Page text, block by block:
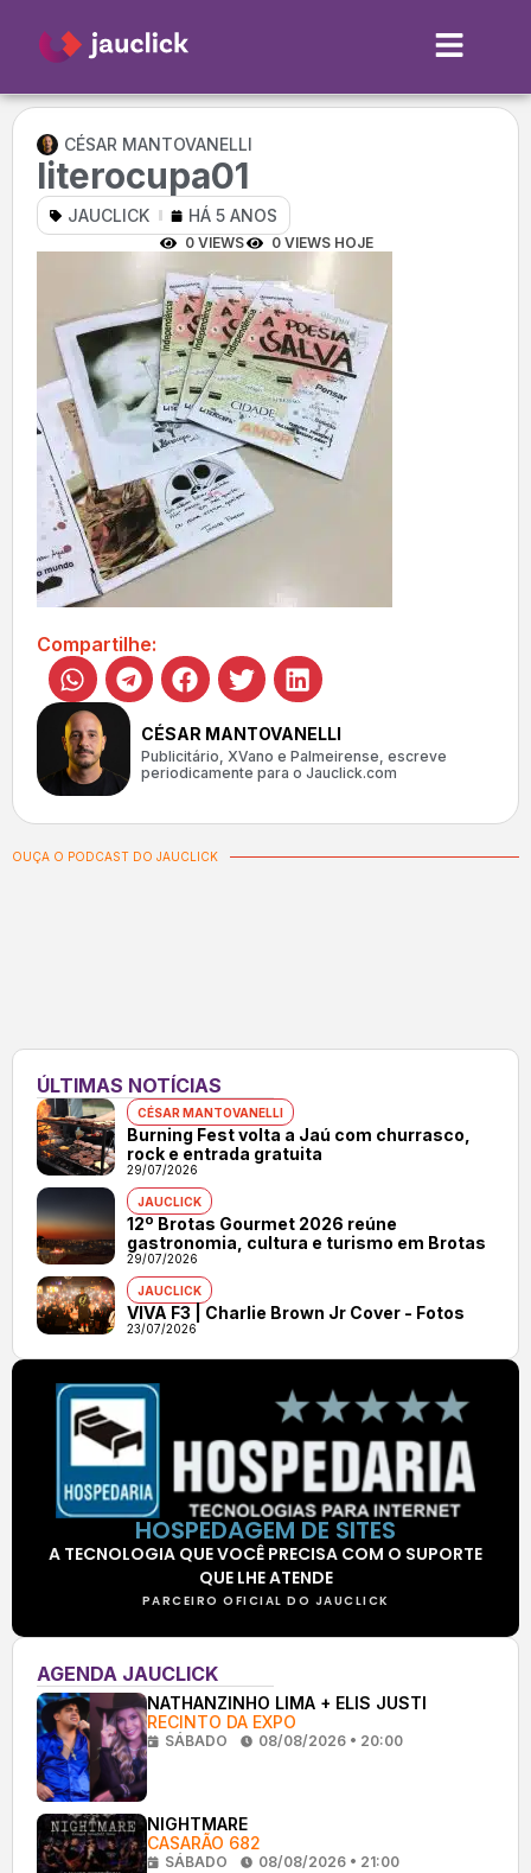
CÉSAR MANTOVANELLI
literocupa01
JAUCLICK HÁ 5 ANOS
0 VIEWS 0 VIEWS HOJE
Compartilhe:
CÉSAR MANTOVANELLI
Publicitário, XVano e Palmeirense, escreve
periodicamente para o Jauclick.com
OUÇA O PODCAST DO JAUCLICK
ÚLTIMAS NOTÍCIAS
CÉSAR MANTOVANELLI
Burning Fest volta a Jaú com churrasco,
rock e entrada gratuita
29/07/2026
JAUCLICK
12º Brotas Gourmet 2026 reúne
gastronomia, cultura e turismo em Brotas
29/07/2026
JAUCLICK
VIVA F3 | Charlie Brown Jr Cover - Fotos
23/07/2026
HOSPEDAGEM DE SITES
A TECNOLOGIA QUE VOCÊ PRECISA COM O SUPORTE
QUE LHE ATENDE
PARCEIRO OFICIAL DO JAUCLICK
AGENDA JAUCLICK
NATHANZINHO LIMA + ELIS JUSTI
RECINTO DA EXPO
SÁBADO 08/08/2026 • 20:00
NIGHTMARE
CASARÃO 682
SÁBADO 08/08/2026 • 21:00